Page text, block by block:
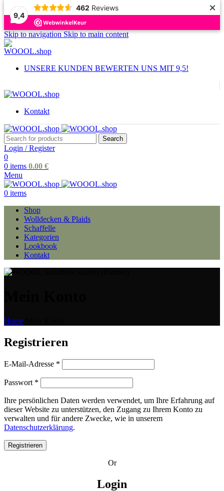
9,4
462 Reviews ×
Skip to navigationSkip to main content
UNSERE KUNDEN BEWERTEN UNS MIT 9,5!
Kontakt
Search
Login / Register
0
0 items 0.00 €
Menu
0 items
Shop
Wolldecken & Plaids
Schaffelle
Kategorien
Lookbook
Kontakt
Home
Registrieren
E-Mail-Adresse *
Passwort *
Ihre persönlichen Daten werden verwendet, um Ihre Erfahrung auf
dieser Website zu unterstützen, den Zugang zu Ihrem Konto zu
verwalten und für andere Zwecke, wie in unserem
Datenschutzerklärung.
Registrieren
Or
Login